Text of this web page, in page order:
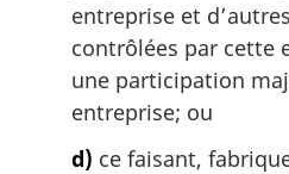
entreprise et
contrôlées par cette
une participation
entreprise; ou
d) ce faisant,